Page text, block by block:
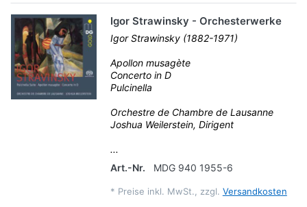
Igor Strawinsky - Orchesterwerke
Igor Strawinsky (1882-1971)
Apollon musagète
Concerto in D
Pulcinella
Orchestre de Chambre de Lausanne
Joshua Weilerstein, Dirigent
...
Art.-Nr.
MDG 940 1955-6
* Preise inkl. MwSt., zzgl. Versandkosten